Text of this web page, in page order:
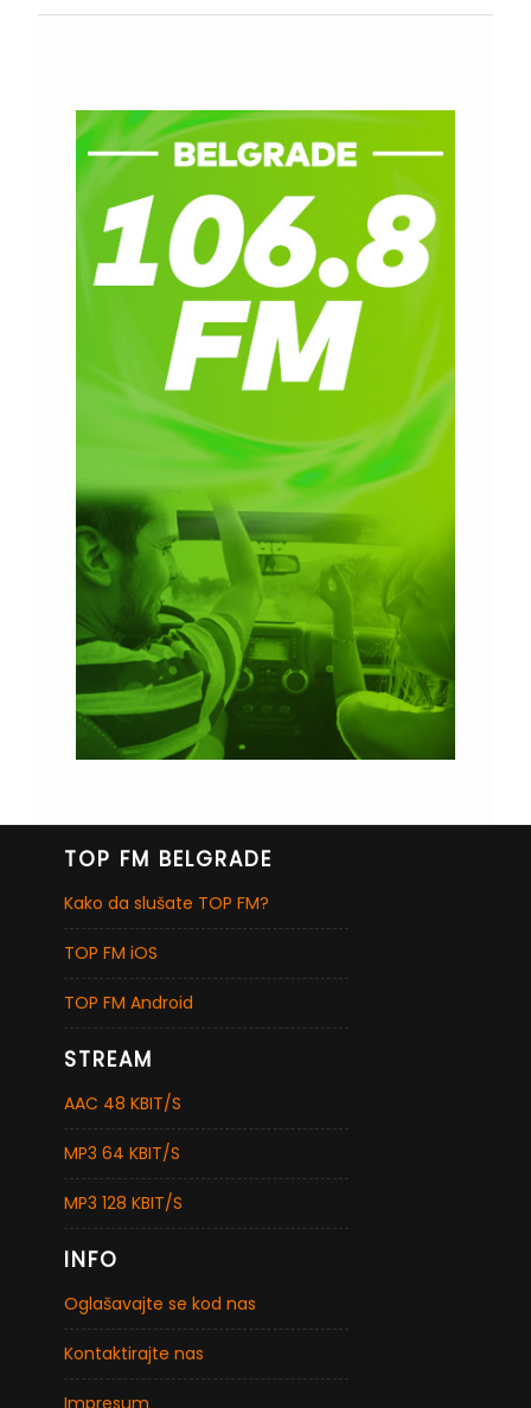
TOP FM BELGRADE
Kako da slušate TOP FM?
TOP FM iOS
TOP FM Android
STREAM
AAC 48 KBIT/S
MP3 64 KBIT/S
MP3 128 KBIT/S
INFO
Oglašavajte se kod nas
Kontaktirajte nas